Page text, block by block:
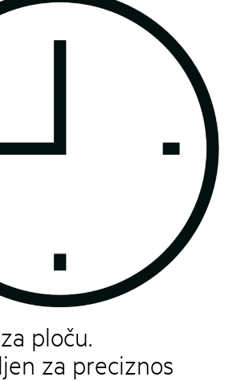
ploču.
za preciznos